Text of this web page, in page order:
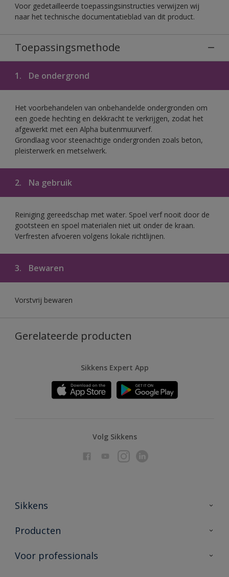
Voor gedetailleerde toepassingsinstructies verwijzen wij
naar het technische documentatieblad van dit product.
Toepassingsmethode
1. De ondergrond
Het voorbehandelen van onbehandelde ondergronden om
een goede hechting en dekkracht te verkrijgen, zodat het
afgewerkt met een Alpha buitenmuurverf.
Grondlaag voor steenachtige ondergronden zoals beton,
pleisterwerk en metselwerk.
2. Na gebruik
Reiniging gereedschap met water. Spoel verf nooit door de
gootsteen en spoel materialen niet uit onder de kraan.
Verfresten afvoeren volgens lokale richtlijnen.
3. Bewaren
Vorstvrij bewaren
Gerelateerde producten
Sikkens Expert App
Volg Sikkens
Sikkens
Over Sikkens
Duurzaamheid
Producten
Producten voor binnen
Voor professionals